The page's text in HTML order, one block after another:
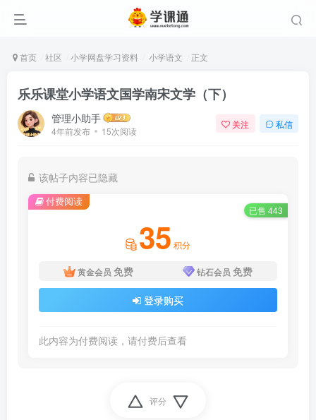
首页 社区 小学网盘学习资料 小学语文 正文
乐乐课堂小学语文国学南宋文学（下）
管理小助手
4年前发布 15次阅读
关注 私信
该帖子内容已隐藏
付费阅读
已售 443
35 积分
黄金会员 免费 钻石会员 免费
登录购买
此内容为付费阅读，请付费后查看
评分